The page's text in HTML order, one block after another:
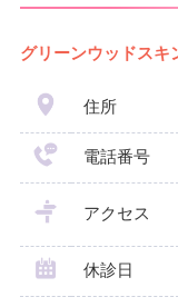
グリーンウッドスキ
住所
電話番号
アクセス
休診日